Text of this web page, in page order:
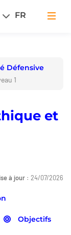
FR
Défensive
1
et
à jour : 24/07/2026
Objectifs